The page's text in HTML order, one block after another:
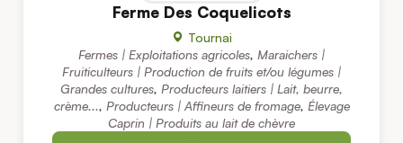
Ferme Des Coquelicots
Tournai
Fermes | Exploitations agricoles, Maraichers |
Fruiticulteurs | Production de fruits et/ou légumes |
Grandes cultures, Producteurs laitiers | Lait, beurre,
crème..., Producteurs | Affineurs de fromage, Élevage
Caprin | Produits au lait de chèvre